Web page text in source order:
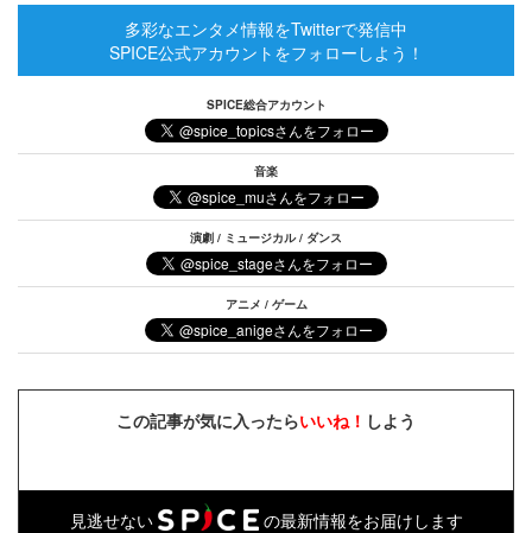
多彩なエンタメ情報をTwitterで発信中
SPICE公式アカウントをフォローしよう！
SPICE総合アカウント
音楽
演劇 / ミュージカル / ダンス
アニメ / ゲーム
この記事が気に入ったらいいね！ しよう
見逃せない の最新情報をお届けします